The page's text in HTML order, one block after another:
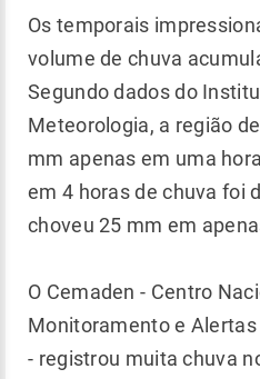
Os temporais
volume de chuva
Segundo dados do
Meteorologia, a região
mm apenas em uma
em 4 horas de chuva foi
choveu 25 mm em
O Cemaden - Centro
Monitoramento e
- registrou muita chuva